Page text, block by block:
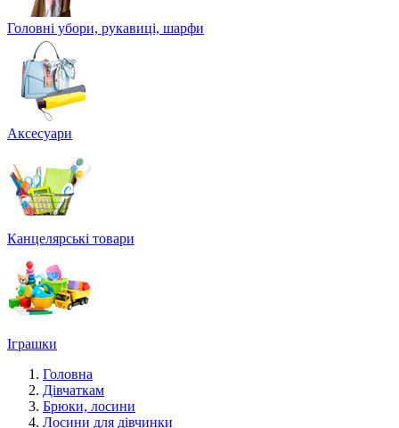
Головні убори, рукавиці, шарфи
Аксесуари
Канцелярські товари
Іграшки
Головна
Дівчаткам
Брюки, лосини
Лосини для дівчинки